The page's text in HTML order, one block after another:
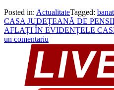
Posted in: ActualitateTagged:
CASA JUDEȚEANĂ DE PENSII
AFLAȚI ÎN EVIDENȚELE
un comentariu